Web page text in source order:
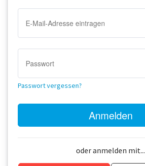
Mac
Tests
Passwort vergessen?
oder anmelden mit...